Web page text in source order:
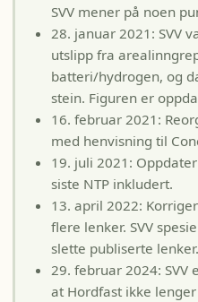
SVV mener på noen
28. januar 2021: SVV
utslipp fra
batteri/hydrogen, og
stein. Figuren er
16. februar 2021:
med henvisning til
19. juli 2021:
siste NTP inkludert.
13. april 2022:
flere lenker. SVV
slette publiserte lenker.
29. februar 2024: SVV
at Hordfast ikke